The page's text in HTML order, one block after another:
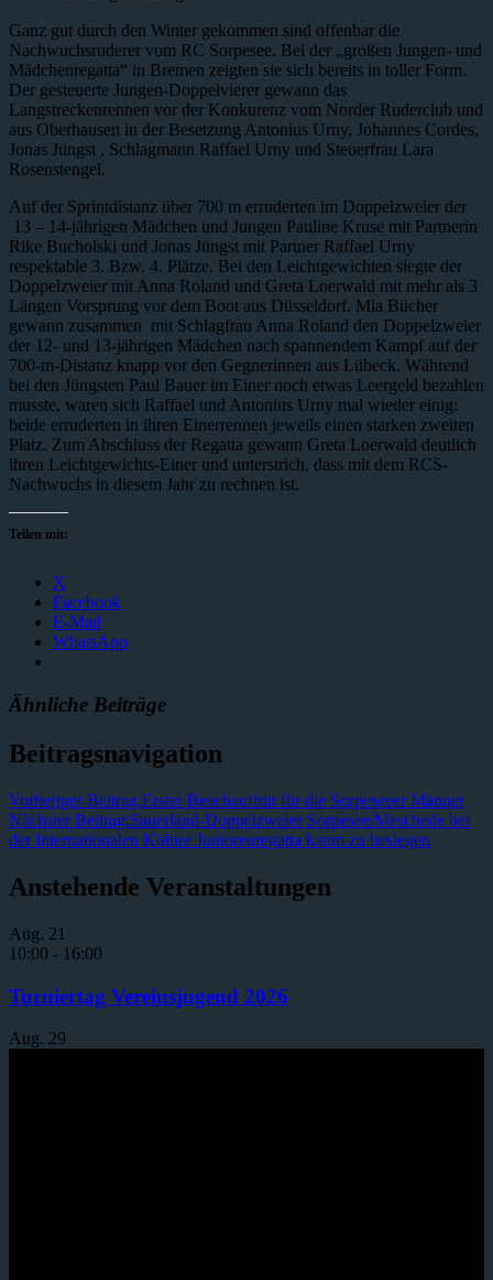
Ganz gut durch den Winter gekommen sind offenbar die
Nachwuchsruderer vom RC Sorpesee. Bei der „großen Jungen- und
Mädchenregatta“ in Bremen zeigten sie sich bereits in toller Form.
Der gesteuerte Jungen-Doppelvierer gewann das
Langstreckenrennen vor der Konkurenz vom Norder Ruderclub und
aus Oberhausen in der Besetzung Antonius Urny, Johannes Cordes,
Jonas Jüngst , Schlagmann Raffael Urny und Steuerfrau Lara
Rosenstengel.
Auf der Sprintdistanz über 700 m erruderten im Doppelzweier der
13 – 14-jährigen Mädchen und Jungen Pauline Kruse mit Partnerin
Rike Bucholski und Jonas Jüngst mit Partner Raffael Urny
respektable 3. Bzw. 4. Plätze. Bei den Leichtgewichten siegte der
Doppelzweier mit Anna Roland und Greta Loerwald mit mehr als 3
Längen Vorsprung vor dem Boot aus Düsseldorf. Mia Bücher
gewann zusammen mit Schlagfrau Anna Roland den Doppelzweier
der 12- und 13-jährigen Mädchen nach spannendem Kampf auf der
700-m-Distanz knapp vor den Gegnerinnen aus Lübeck. Während
bei den Jüngsten Paul Bauer im Einer noch etwas Leergeld bezahlen
musste, waren sich Raffael und Antonius Urny mal wieder einig:
beide erruderten in ihren Einerrennen jeweils einen starken zweiten
Platz. Zum Abschluss der Regatta gewann Greta Loerwald deutlich
ihren Leichtgewichts-Einer und unterstrich, dass mit dem RCS-
Nachwuchs in diesem Jahr zu rechnen ist.
Teilen mit:
X
Facebook
E-Mail
WhatsApp
Ähnliche Beiträge
Beitragsnavigation
Vorheriger Beitrag:Erster Beachauftritt für die Sorpeseeer Männer
Nächster Beitrag:Sauerland-Doppelzweier Sorpesee/Meschede bei
der Internationalen Kölner Juniorenregatta kaum zu besiegen
Anstehende Veranstaltungen
Aug. 21
10:00 - 16:00
Turniertag Vereinsjugend 2026
Aug. 29